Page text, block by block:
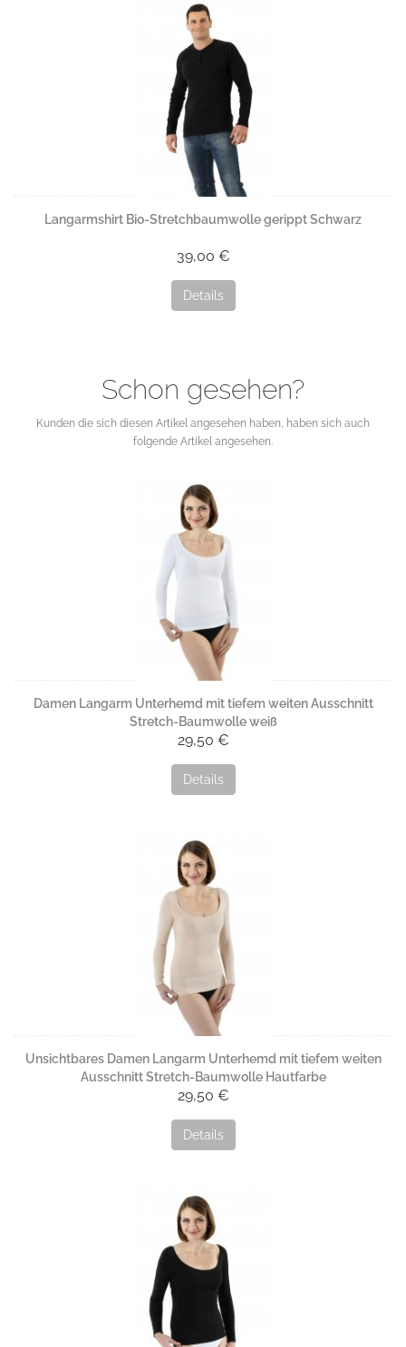
Langarmshirt Bio-Stretchbaumwolle gerippt Schwarz
39,00 €
Details
Schon gesehen?
Kunden die sich diesen Artikel angesehen haben, haben sich auch
folgende Artikel angesehen.
Damen Langarm Unterhemd mit tiefem weiten Ausschnitt
Stretch-Baumwolle weiß
29,50 €
Details
Unsichtbares Damen Langarm Unterhemd mit tiefem weiten
Ausschnitt Stretch-Baumwolle Hautfarbe
29,50 €
Details